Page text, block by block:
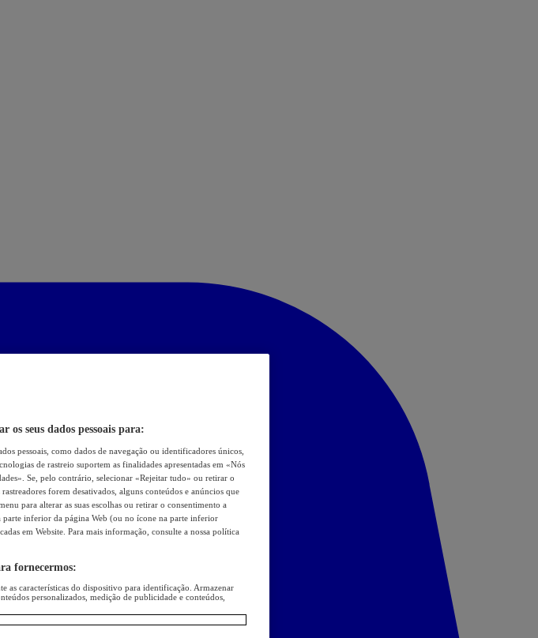
os seus dados pessoais para:
pessoais, como dados de navegação ou identificadores únicos,
de rastreio suportem as finalidades apresentadas em «Nós
Se, pelo contrário, selecionar «Rejeitar tudo» ou retirar o
forem desativados, alguns conteúdos e anúncios que
para alterar as suas escolhas ou retirar o consentimento a
inferior da página Web (ou no ícone na parte inferior
em Website. Para mais informação, consulte a nossa política
fornecermos:
as características do dispositivo para identificação. Armazenar
personalizados, medição de publicidade e conteúdos,